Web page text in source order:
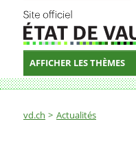
AFFICHER LES THÈMES
Fil d'Ariane
vd.ch Actualités
Tracé du tramway